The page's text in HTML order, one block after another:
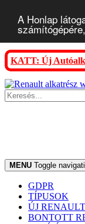
A Honlap
KATT: Új
MENU Toggle
GDPR
TÍPUSOK
ÚJ
BONTOTT